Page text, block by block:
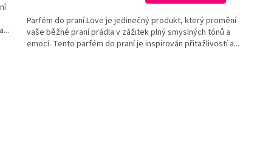
Parfém do praní Love je jedinečný produkt, který promění
vaše běžné praní prádla v zážitek plný smyslných tónů a
emocí. Tento parfém do praní je inspirován přitažlivostí a...